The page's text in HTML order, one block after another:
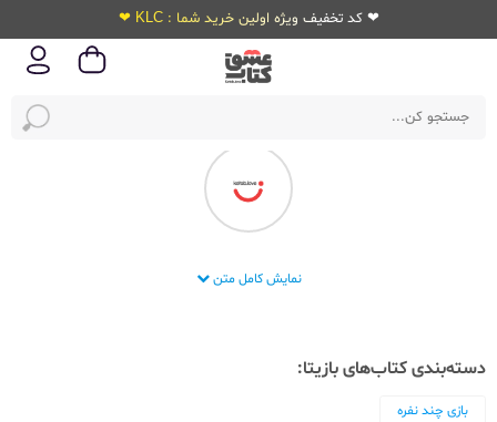
❤ کد تخفیف ویژه اولین خرید شما : KLC ❤
بازیتا
نمایش کامل متن
دسته‌بندی کتاب‌های بازیتا:
بازی چند نفره